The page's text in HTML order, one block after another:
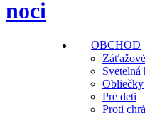
OBCHOD
Svetelná
Obliečky
Pre deti
Proti